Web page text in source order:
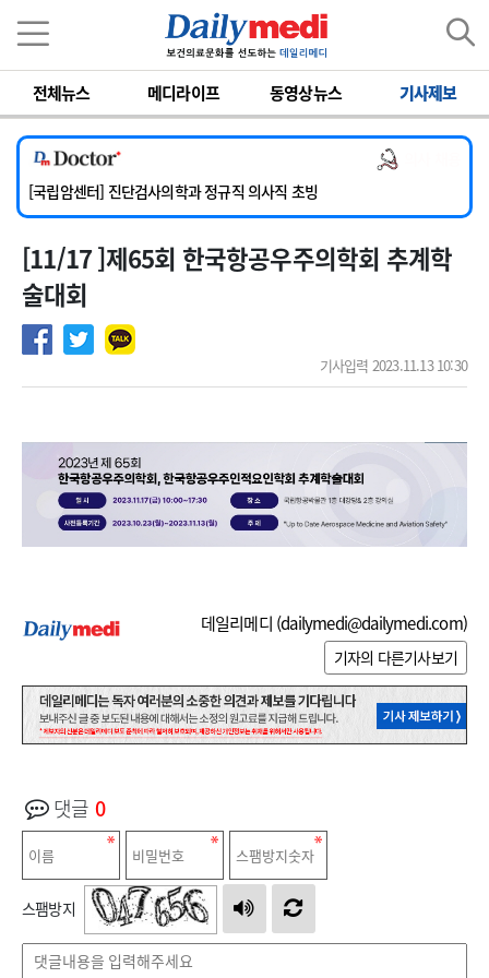
전체뉴스 메디라이프 동영상뉴스 기사제보
[서울아산병원] 2026년 하반기 인턴 모집
[명지병원] 하반기 전공의(인턴) 모집
[국립암센터] 진단검사의학과 정규직 의사직 초빙
[인제대학교해운대백병원] 치과 진료교수 모집 공고
[서울아산병원] 2026년 하반기 인턴 모집
[명지병원] 하반기 전공의(인턴) 모집
[11/17 ]제65회 한국항공우주의학회 추계학
술대회
기사입력 2023.11.13 10:30
데일리메디 (dailymedi@dailymedi.com)
기자의 다른기사보기
댓글 0
스팸방지